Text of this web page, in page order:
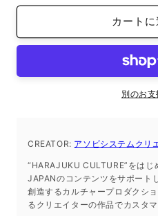
イ
ナ
シ
ソ
シ
ス
テ
イ
ナ
シ
ソ
シ
ス
テ
カート
別のお
CREATOR: アソビシステムクリ
“HARAJUKU CULTURE”をは
JAPANのコンテンツをサポート
創造するカルチャープロダクシ
るクリエイターの作品でカスタマ